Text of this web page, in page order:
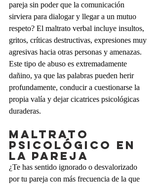
pareja sin poder que la comunicación
sirviera para dialogar y llegar a un mutuo
respeto? El maltrato verbal incluye insultos,
gritos, críticas destructivas, expresiones muy
agresivas hacia otras personas y amenazas.
Este tipo de abuso es extremadamente
dañino, ya que las palabras pueden herir
profundamente, conducir a cuestionarse la
propia valía y dejar cicatrices psicológicas
duraderas.
Maltrato
psicológico en
la pareja
¿Te has sentido ignorado o desvalorizado
por tu pareja con más frecuencia de la que